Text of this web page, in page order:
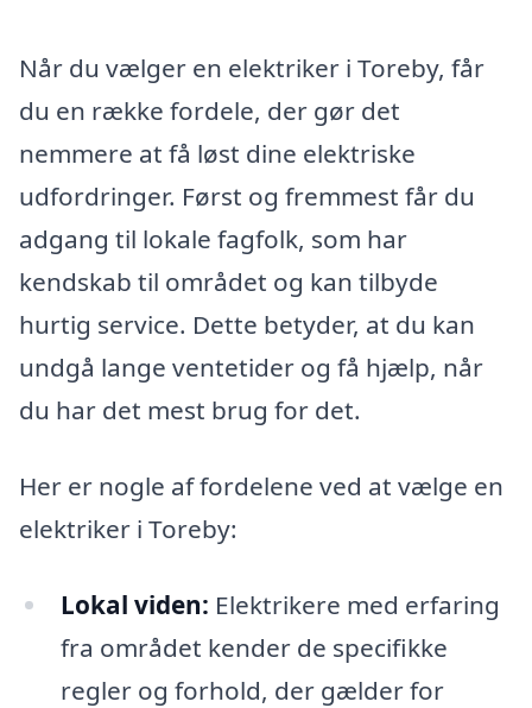
Når du vælger en elektriker i Toreby, får
du en række fordele, der gør det
nemmere at få løst dine elektriske
udfordringer. Først og fremmest får du
adgang til lokale fagfolk, som har
kendskab til området og kan tilbyde
hurtig service. Dette betyder, at du kan
undgå lange ventetider og få hjælp, når
du har det mest brug for det.
Her er nogle af fordelene ved at vælge en
elektriker i Toreby:
Lokal viden: Elektrikere med erfaring
fra området kender de specifikke
regler og forhold, der gælder for